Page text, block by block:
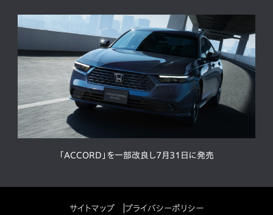
「ACCORD」を一部改良し7月31日に発売
サイトマップ プライバシーポリシー